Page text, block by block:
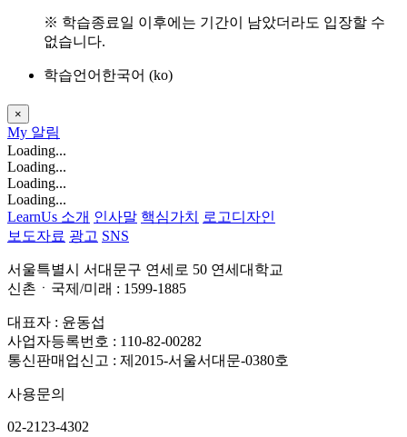
※ 학습종료일 이후에는 기간이 남았더라도 입장할 수
없습니다.
학습언어 한국어 ‎(ko)‎
×
My 알림
Loading...
Loading...
Loading...
Loading...
LearnUs 소개 인사말 핵심가치
로고디자인
보도자료 광고 SNS
서울특별시 서대문구 연세로 50 연세대학교
신촌ㆍ국제/미래 : 1599-1885
대표자 : 윤동섭
사업자등록번호 : 110-82-00282
통신판매업신고 : 제2015-서울서대문-0380호
사용문의
02-2123-4302